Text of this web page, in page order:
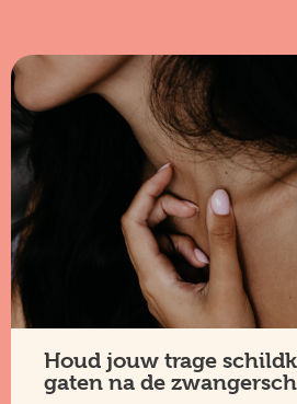
Houd jouw trage
gaten na de